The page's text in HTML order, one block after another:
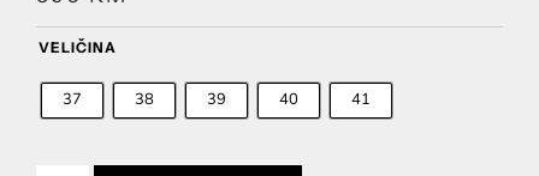
VELIČINA
37 38 39 40 41